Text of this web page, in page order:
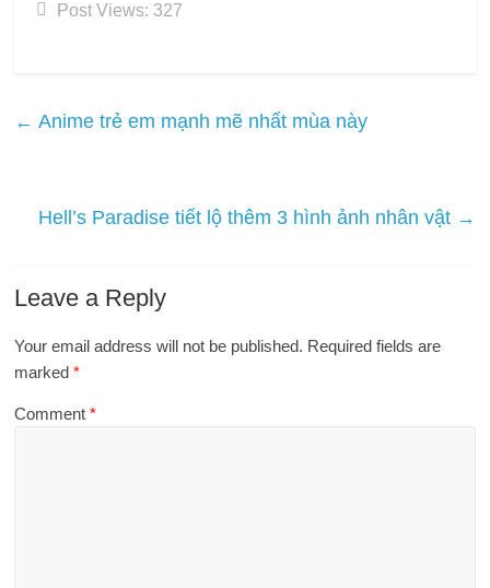
Post Views: 327
← Anime trẻ em mạnh mẽ nhất mùa này
Hell’s Paradise tiết lộ thêm 3 hình ảnh nhân vật →
Leave a Reply
Your email address will not be published. Required fields are
marked*
Comment*